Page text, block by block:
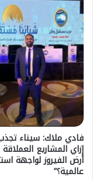
فادي ملاك: سيناء تجذب
إزاي المشاريع
أرض الفيروز لواجهة
عالمية؟”